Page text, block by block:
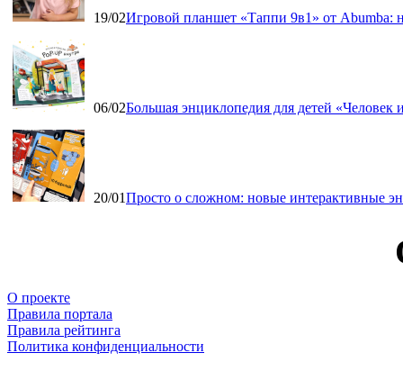
19/02Игровой планшет «Таппи 9в1» от Abumba:
06/02Большая энциклопедия для детей
20/01Просто о сложном: новые интерактивные
О проекте
Правила портала
Правила рейтинга
Политика конфиденциальности